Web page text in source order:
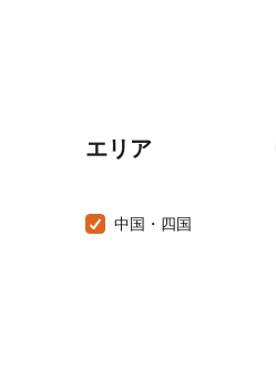
エリア
中国・四国